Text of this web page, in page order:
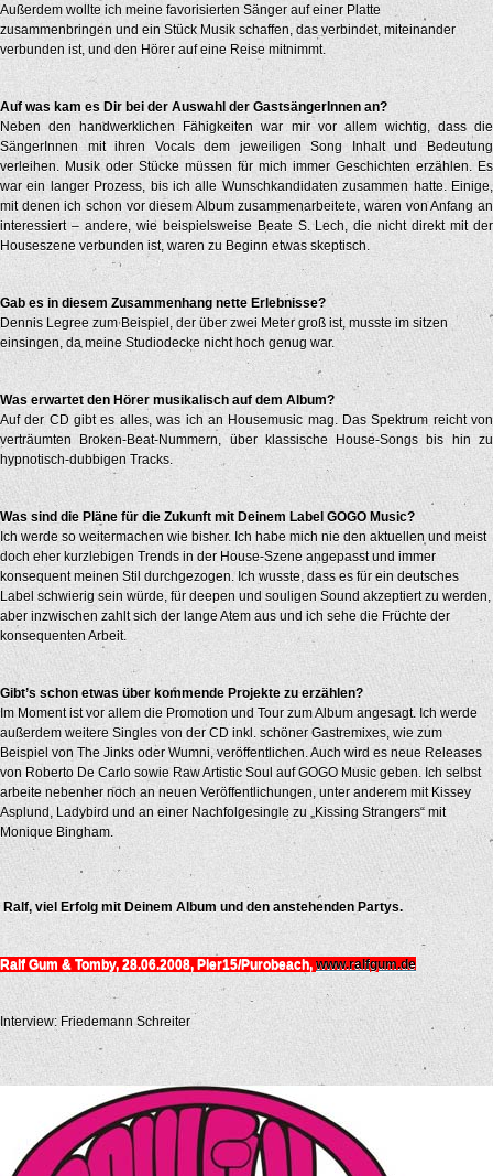
Außerdem wollte ich meine favorisierten Sänger auf einer Platte
zusammenbringen und ein Stück Musik schaffen, das verbindet, miteinander
verbunden ist, und den Hörer auf eine Reise mitnimmt.
Auf was kam es Dir bei der Auswahl der GastsängerInnen an?
Neben den handwerklichen Fähigkeiten war mir vor allem wichtig, dass die
SängerInnen mit ihren Vocals dem jeweiligen Song Inhalt und Bedeutung
verleihen. Musik oder Stücke müssen für mich immer Geschichten erzählen. Es
war ein langer Prozess, bis ich alle Wunschkandidaten zusammen hatte. Einige,
mit denen ich schon vor diesem Album zusammenarbeitete, waren von Anfang an
interessiert – andere, wie beispielsweise Beate S. Lech, die nicht direkt mit der
Houseszene verbunden ist, waren zu Beginn etwas skeptisch.
Gab es in diesem Zusammenhang nette Erlebnisse?
Dennis Legree zum Beispiel, der über zwei Meter groß ist, musste im sitzen
einsingen, da meine Studiodecke nicht hoch genug war.
Was erwartet den Hörer musikalisch auf dem Album?
Auf der CD gibt es alles, was ich an Housemusic mag. Das Spektrum reicht von
verträumten Broken-Beat-Nummern, über klassische House-Songs bis hin zu
hypnotisch-dubbigen Tracks.
Was sind die Pläne für die Zukunft mit Deinem Label GOGO Music?
Ich werde so weitermachen wie bisher. Ich habe mich nie den aktuellen und meist
doch eher kurzlebigen Trends in der House-Szene angepasst und immer
konsequent meinen Stil durchgezogen. Ich wusste, dass es für ein deutsches
Label schwierig sein würde, für deepen und souligen Sound akzeptiert zu werden,
aber inzwischen zahlt sich der lange Atem aus und ich sehe die Früchte der
konsequenten Arbeit.
Gibt’s schon etwas über kommende Projekte zu erzählen?
Im Moment ist vor allem die Promotion und Tour zum Album angesagt. Ich werde
außerdem weitere Singles von der CD inkl. schöner Gastremixes, wie zum
Beispiel von The Jinks oder Wumni, veröffentlichen. Auch wird es neue Releases
von Roberto De Carlo sowie Raw Artistic Soul auf GOGO Music geben. Ich selbst
arbeite nebenher noch an neuen Veröffentlichungen, unter anderem mit Kissey
Asplund, Ladybird und an einer Nachfolgesingle zu „Kissing Strangers“ mit
Monique Bingham.
Ralf, viel Erfolg mit Deinem Album und den anstehenden Partys.
Ralf Gum & Tomby, 28.06.2008, Pier15/Purobeach, www.ralfgum.de
Interview: Friedemann Schreiter